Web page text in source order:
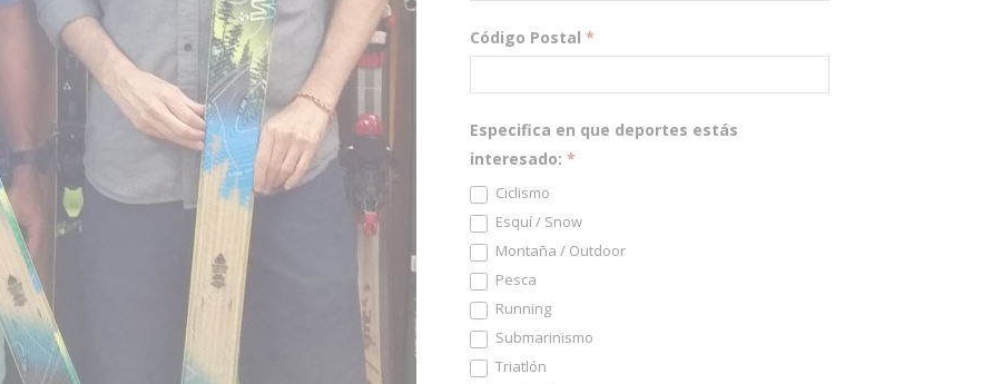
Código Postal *
Especifica en que deportes estás
interesado: *
Ciclismo
Esquí / Snow
Montaña / Outdoor
Pesca
Running
Submarinismo
Triatlón